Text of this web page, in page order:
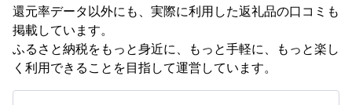
還元率データ以外にも、実際に利用した返礼品の口コミも
掲載しています。
ふるさと納税をもっと身近に、もっと手軽に、もっと楽し
く利用できることを目指して運営しています。